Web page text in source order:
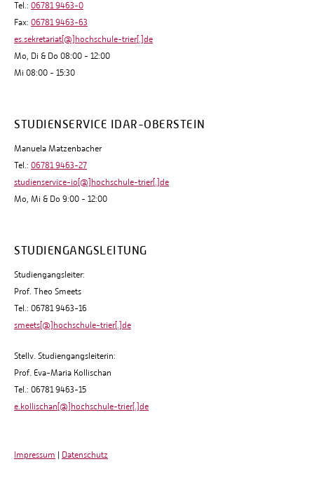
Tel.: 06781 9463-0
Fax: 06781 9463-63
es.sekretariat[@]hochschule-trier[.]de
Mo, Di & Do 08:00 - 12:00
Mi 08:00 - 15:30
STUDIENSERVICE IDAR-OBERSTEIN
Manuela Matzenbacher
Tel.: 06781 9463-27
studienservice-io[@]hochschule-trier[.]de
Mo, Mi & Do 9:00 - 12:00
STUDIENGANGSLEITUNG
Studiengangsleiter:
Prof. Theo Smeets
Tel.: 06781 9463-16
smeets[@]hochschule-trier[.]de
Stellv. Studiengangsleiterin:
Prof. Eva-Maria Kollischan
Tel.: 06781 9463-15
e.kollischan[@]hochschule-trier[.]de
Impressum Datenschutz